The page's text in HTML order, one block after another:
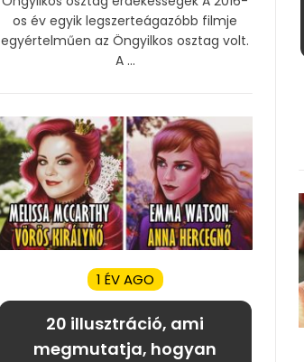
os év egyik legszerteágazóbb filmje
egyértelműen az Öngyilkos osztag volt.
A ...
1 ÉV AGO
20 illusztráció, ami
megmutatja, hogyan